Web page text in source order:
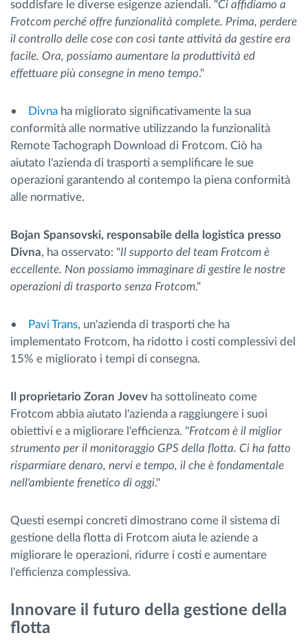
soddisfare le diverse esigenze aziendali. "Ci affidiamo a
Frotcom perché offre funzionalità complete. Prima, perdere
il controllo delle cose con così tante attività da gestire era
facile. Ora, possiamo aumentare la produttività ed
effettuare più consegne in meno tempo."
• Divna ha migliorato significativamente la sua
conformità alle normative utilizzando la funzionalità
Remote Tachograph Download di Frotcom. Ciò ha
aiutato l'azienda di trasporti a semplificare le sue
operazioni garantendo al contempo la piena conformità
alle normative.
Bojan Spansovski, responsabile della logistica presso
Divna, ha osservato: "Il supporto del team Frotcom è
eccellente. Non possiamo immaginare di gestire le nostre
operazioni di trasporto senza Frotcom."
• Pavi Trans, un'azienda di trasporti che ha
implementato Frotcom, ha ridotto i costi complessivi del
15% e migliorato i tempi di consegna.
Il proprietario Zoran Jovev ha sottolineato come
Frotcom abbia aiutato l'azienda a raggiungere i suoi
obiettivi e a migliorare l'efficienza. "Frotcom è il miglior
strumento per il monitoraggio GPS della flotta. Ci ha fatto
risparmiare denaro, nervi e tempo, il che è fondamentale
nell'ambiente frenetico di oggi."
Questi esempi concreti dimostrano come il sistema di
gestione della flotta di Frotcom aiuta le aziende a
migliorare le operazioni, ridurre i costi e aumentare
l'efficienza complessiva.
Innovare il futuro della gestione della
flotta